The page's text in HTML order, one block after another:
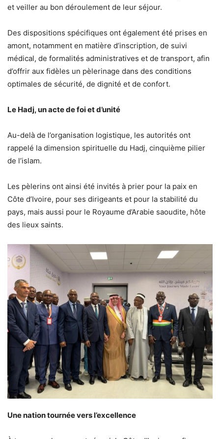
et veiller au bon déroulement de leur séjour.
Des dispositions spécifiques ont également été prises en
amont, notamment en matière d’inscription, de suivi
médical, de formalités administratives et de transport, afin
d’offrir aux fidèles un pèlerinage dans des conditions
optimales de sécurité, de dignité et de confort.
Le Hadj, un acte de foi et d’unité
Au-delà de l’organisation logistique, les autorités ont
rappelé la dimension spirituelle du Hadj, cinquième pilier
de l’islam.
Les pèlerins ont ainsi été invités à prier pour la paix en
Côte d’Ivoire, pour ses dirigeants et pour la stabilité du
pays, mais aussi pour le Royaume d’Arabie saoudite, hôte
des lieux saints.
Une nation tournée vers l’excellence